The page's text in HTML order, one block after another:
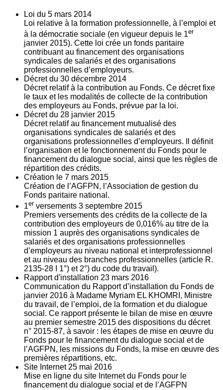
Loi du 5 mars 2014
Loi relative à la formation professionnelle, à l’emploi et
à la démocratie sociale (en vigueur depuis le 1er
janvier 2015). Cette loi crée un fonds paritaire
contribuant au financement des organisations
syndicales de salariés et des organisations
professionnelles d’employeurs.
Décret du 30 décembre 2014
Décret relatif à la contribution au Fonds. Ce décret fixe
le taux et les modalités de collecte de la contribution
des employeurs au Fonds, prévue par la loi.
Décret du 28 janvier 2015
Décret relatif au financement mutualisé des
organisations syndicales de salariés et des
organisations professionnelles d’employeurs. Il définit
l’organisation et le fonctionnement du Fonds pour le
financement du dialogue social, ainsi que les règles de
répartition des crédits.
Création le 7 mars 2015
Création de l’AGFPN, l’Association de gestion du
Fonds paritaire national.
1er versements 3 septembre 2015
Premiers versements des crédits de la collecte de la
contribution des employeurs de 0,016% au titre de la
mission 1 auprès des organisations syndicales de
salariés et des organisations professionnelles
d’employeurs au niveau national et interprofessionnel
et au niveau des branches professionnelles (article R.
2135‐28 I 1°) et 2°) du code du travail).
Rapport d'installation 23 mars 2016
Communication du Rapport d’installation du Fonds de
janvier 2016 à Madame Myriam EL KHOMRI, Ministre
du travail, de l’emploi, de la formation et du dialogue
social. Ce rapport présente le bilan de mise en œuvre
au premier semestre 2015 des dispositions du décret
n° 2015-87, à savoir : les étapes de mise en œuvre du
Fonds pour le financement du dialogue social et de
l’AGFPN, les missions du Fonds, la mise en œuvre des
premières répartitions, etc.
Site Internet 25 mai 2016
Mise en ligne du site Internet du Fonds pour le
financement du dialogue social et de l’AGFPN